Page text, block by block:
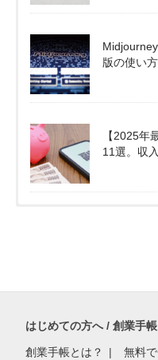
版の使い
【2025年
11選。収
はじめての方へ / 創業手帳
創業手帳とは？ 無料